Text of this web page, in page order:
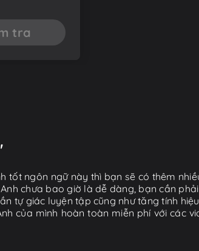
tra
tốt ngôn ngữ này thì bạn sẽ có thêm
chưa bao giờ là dễ dàng, bạn cần
tự giác luyện tập cũng như tăng tính
của mình hoàn toàn miễn phí với các